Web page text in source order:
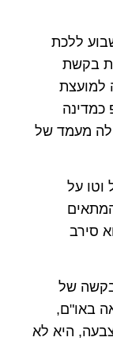
ללכת
בקשת
למועצת
לה מעמד של
וטו על
סירב
של
באו"ם,
היא לא